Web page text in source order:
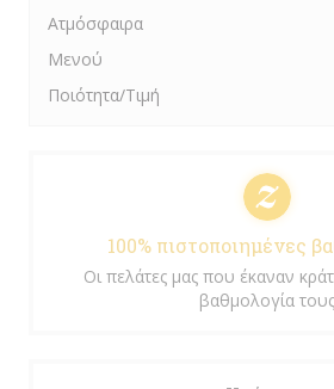
Ατμόσφαιρα
Μενού
Ποιότητα/Τιμή
100% πιστοποιημένες
Οι πελάτες μας που έκαναν
βαθμολογία τους